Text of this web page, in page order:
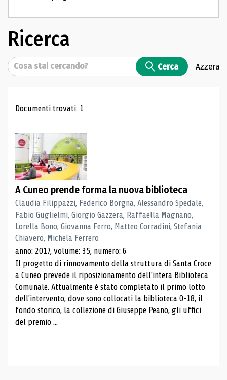
Ricerca
Cerca Cerca Azzera
Risultati di ricerca
Documenti trovati: 1
A Cuneo prende forma la nuova biblioteca
Claudia Filippazzi, Federico Borgna, Alessandro Spedale,
Fabio Guglielmi, Giorgio Gazzera, Raffaella Magnano,
Lorella Bono, Giovanna Ferro, Matteo Corradini, Stefania
Chiavero, Michela Ferrero
anno: 2017, volume: 35, numero: 6
Il progetto di rinnovamento della struttura di Santa Croce
a Cuneo prevede il riposizionamento dell'intera Biblioteca
Comunale. Attualmente è stato completato il primo lotto
dell'intervento, dove sono collocati la biblioteca 0-18, il
fondo storico, la collezione di Giuseppe Peano, gli uffici
del premio ...